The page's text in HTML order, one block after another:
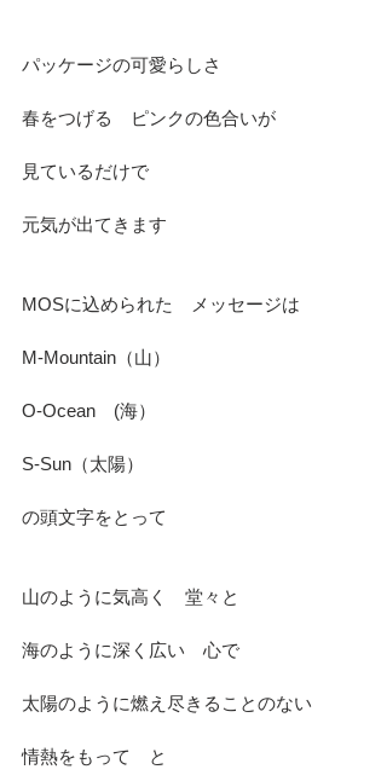
パッケージの可愛らしさ
春をつげる　ピンクの色合いが
見ているだけで
元気が出てきます
MOSに込められた　メッセージは
M-Mountain（山）
O-Ocean　(海）
S-Sun（太陽）
の頭文字をとって
山のように気高く　堂々と
海のように深く広い　心で
太陽のように燃え尽きることのない
情熱をもって　と